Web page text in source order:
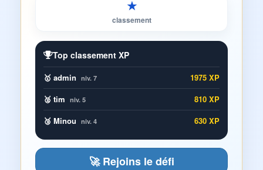
★
classement
Top classement XP
🥇 admin niv. 7
1975 XP
🥈 tim niv. 5
810 XP
🥉 Minou niv. 4 630 XP
🚀 Rejoins le défi